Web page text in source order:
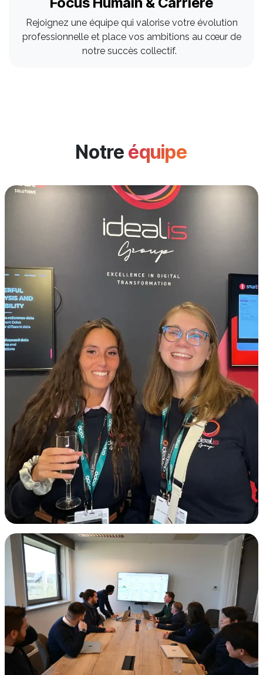
Rejoignez une équipe qui valorise votre évolution
professionnelle et place vos ambitions au cœur de
notre succès collectif.
Notre équipe